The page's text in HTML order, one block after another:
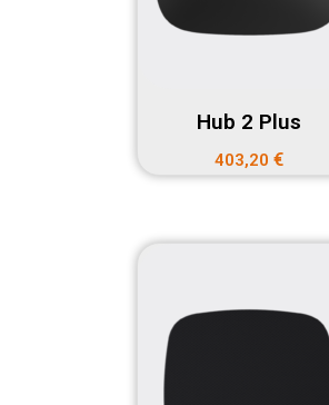
Hub 2 Plus
403,20 €